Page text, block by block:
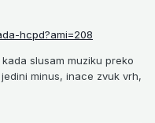
hcpd?ami=208
slusam muziku preko
minus, inace zvuk vrh,